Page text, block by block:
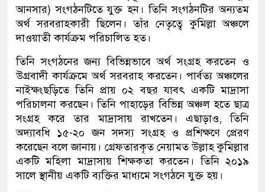
আনসার) সংগঠনটিতে যুক্ত হন। তিনি সংগঠনটির অন্যতম
অর্থ সরবরাহকারী ছিলেন। তাঁর নেতৃত্বে কুমিল্লা অঞ্চলে
দাওয়াতী কার্যক্রম পরিচালিত হত।
তিনি সংগঠনের জন্য বিভিন্নভাবে অর্থ সংগ্রহ করতেন ও
উগ্রবাদী কার্যক্রমে অর্থ সরবরাহ করতেন। পার্বত্য অঞ্চলের
নাইক্ষংছড়িতে তিনি প্রায় ০২ বছর যাবৎ একটি মাদ্রাসা
পরিচালনা করছেন। তিনি পাহাড়ের বিভিন্ন অঞ্চল হতে ছাত্র
সংগ্রহ করে তার মাদ্রাসায় রাখতেন। এছাড়াও, তিনি
অদ্যাবধি ১৫-২০ জন সদস্য সংগ্রহ ও প্রশিক্ষণে প্রেরণ
করেছেন বলে জানায়। গ্রেফতারকৃত নেয়ামত উল্লাহ কুমিল্লার
একটি মহিলা মাদ্রাসায় শিক্ষকতা করতেন। তিনি ২০১৯
সালে স্থানীয় একটি ব্যক্তির মাধ্যমে সংগঠনে যুক্ত হয়।